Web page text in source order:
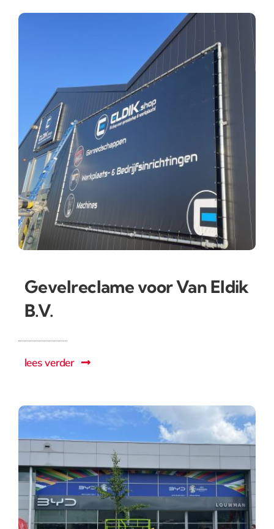
Gevelreclame voor Van Eldik
B.V.
lees verder